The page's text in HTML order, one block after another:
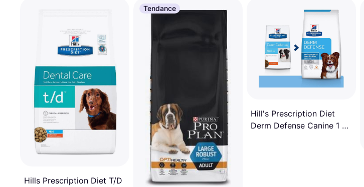
Hills Prescription Diet T/D
Tendance
Hill's Prescription Diet
Derm Defense Canine 1 x